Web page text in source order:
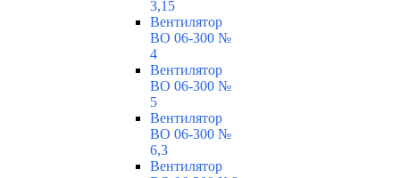
3,15
Вентилятор
ВО 06-300 №
4
Вентилятор
ВО 06-300 №
5
Вентилятор
ВО 06-300 №
6,3
Вентилятор